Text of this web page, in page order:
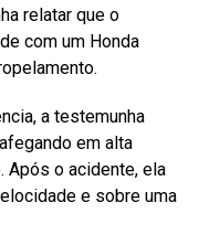
relatar que o
com um Honda
a testemunha
em alta
Após o acidente, ela
e sobre uma